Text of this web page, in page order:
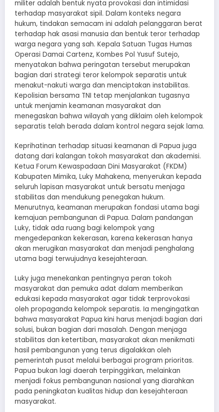
militer adalah bentuk nyata provokasi dan intimidasi
terhadap masyarakat sipil. Dalam konteks negara
hukum, tindakan semacam ini adalah pelanggaran berat
terhadap hak asasi manusia dan bentuk teror terhadap
warga negara yang sah. Kepala Satuan Tugas Humas
Operasi Damai Cartenz, Kombes Pol Yusuf Sutejo,
menyatakan bahwa peringatan tersebut merupakan
bagian dari strategi teror kelompok separatis untuk
menakut-nakuti warga dan menciptakan instabilitas.
Kepolisian bersama TNI tetap menjalankan tugasnya
untuk menjamin keamanan masyarakat dan
menegaskan bahwa wilayah yang diklaim oleh kelompok
separatis telah berada dalam kontrol negara sejak lama.
Keprihatinan terhadap situasi keamanan di Papua juga
datang dari kalangan tokoh masyarakat dan akademisi.
Ketua Forum Kewaspadaan Dini Masyarakat (FKDM)
Kabupaten Mimika, Luky Mahakena, menyerukan kepada
seluruh lapisan masyarakat untuk bersatu menjaga
stabilitas dan mendukung penegakan hukum.
Menurutnya, keamanan merupakan fondasi utama bagi
kemajuan pembangunan di Papua. Dalam pandangan
Luky, tidak ada ruang bagi kelompok yang
mengedepankan kekerasan, karena kekerasan hanya
akan merugikan masyarakat dan menjadi penghalang
utama bagi terwujudnya kesejahteraan.
Luky juga menekankan pentingnya peran tokoh
masyarakat dan pemuka adat dalam memberikan
edukasi kepada masyarakat agar tidak terprovokasi
oleh propaganda kelompok separatis. Ia mengingatkan
bahwa masyarakat Papua kini harus menjadi bagian dari
solusi, bukan bagian dari masalah. Dengan menjaga
stabilitas dan ketertiban, masyarakat akan menikmati
hasil pembangunan yang terus digalakkan oleh
pemerintah pusat melalui berbagai program prioritas.
Papua bukan lagi daerah terpinggirkan, melainkan
menjadi fokus pembangunan nasional yang diarahkan
pada peningkatan kualitas hidup dan kesejahteraan
masyarakat.